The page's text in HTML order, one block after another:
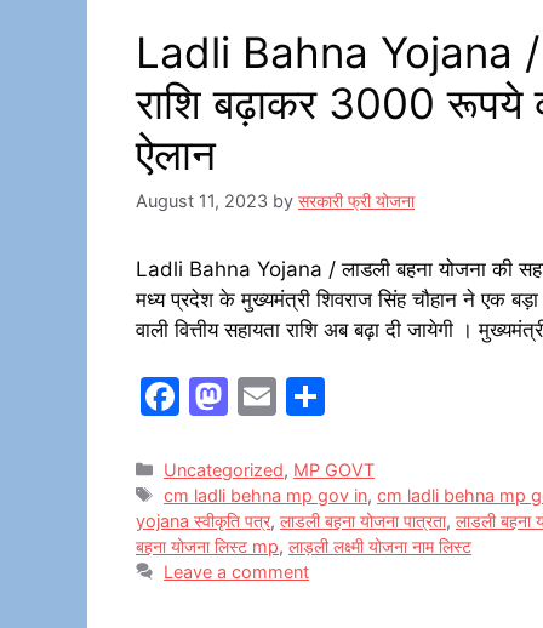
Ladli Bahna Yojana /
राशि बढ़ाकर 3000 रूपये
ऐलान
August 11, 2023 by सरकारी फ्री योजना
Ladli Bahna Yojana / लाडली बहना योजना की
मध्य प्रदेश के मुख्यमंत्री शिवराज सिंह चौहान ने एक
वाली वित्तीय सहायता राशि अब बढ़ा दी जायेगी ।
F
c
e
b
o
M
st
o
d
o
E
ai
l
ar
e
Categories
Uncategorized, MP GOVT
Tags
cm ladli behna mp gov in,cm ladli behna mp
yojana स्वीकृति पत्र, लाडली बहना योजना पात्रता, लाडली बहना
बहना योजना लिस्ट mp, लाड़ली लक्ष्मी योजना नाम लिस्ट
Leave a comment